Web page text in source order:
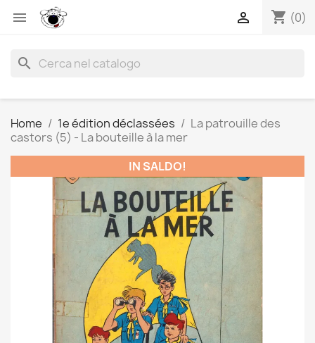
 shopping_cart (0)

search
Home 1e édition déclassées
La patrouille des
castors (5) - La bouteille à la mer
IN SALDO!